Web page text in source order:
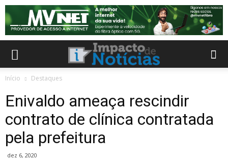
Início Destaques
Enivaldo ameaça rescindir
contrato de clínica contratada
pela prefeitura
dez 6, 2020